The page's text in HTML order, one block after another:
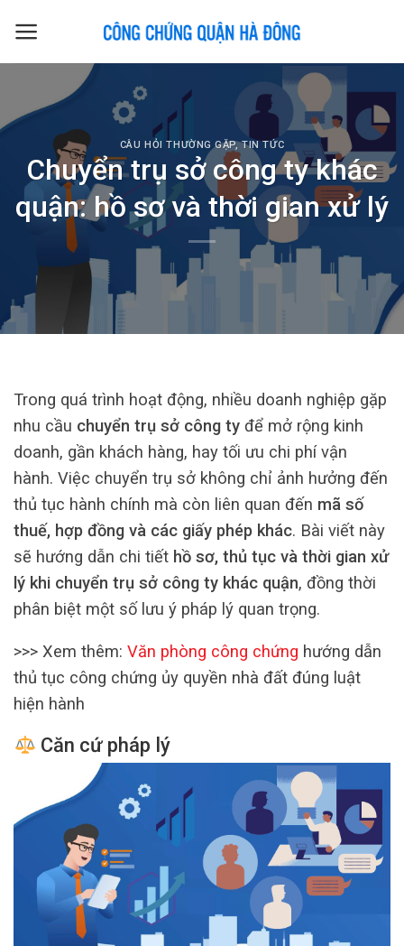
CÂU HỎI THƯỜNG GẶP,TIN TỨC
Chuyển trụ sở công ty khác
quận: hồ sơ và thời gian xử lý
Trong quá trình hoạt động, nhiều doanh nghiệp gặp
nhu cầu chuyển trụ sở công ty để mở rộng kinh
doanh, gần khách hàng, hay tối ưu chi phí vận
hành. Việc chuyển trụ sở không chỉ ảnh hưởng đến
thủ tục hành chính mà còn liên quan đến mã số
thuế, hợp đồng và các giấy phép khác. Bài viết này
sẽ hướng dẫn chi tiết hồ sơ, thủ tục và thời gian xử
lý khi chuyển trụ sở công ty khác quận, đồng thời
phân biệt một số lưu ý pháp lý quan trọng.
>>> Xem thêm: Văn phòng công chứng hướng dẫn
thủ tục công chứng ủy quyền nhà đất đúng luật
hiện hành
Căn cứ pháp lý